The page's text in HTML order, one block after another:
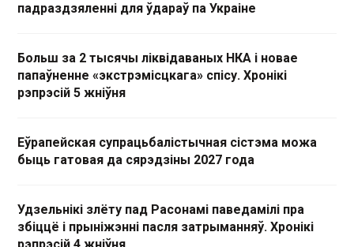
падраздзяленні для ўдараў па Украіне
Больш за 2 тысячы ліквідаваных НКА і новае
папаўненне «экстрэмісцкага» спісу. Хронікі
рэпрэсій 5 жніўня
Еўрапейская супрацьбалістычная сістэма можа
быць гатовая да сярэдзіны 2027 года
Удзельнікі злёту пад Расонамі паведамілі пра
збіццё і прыніжэнні пасля затрыманняў. Хронікі